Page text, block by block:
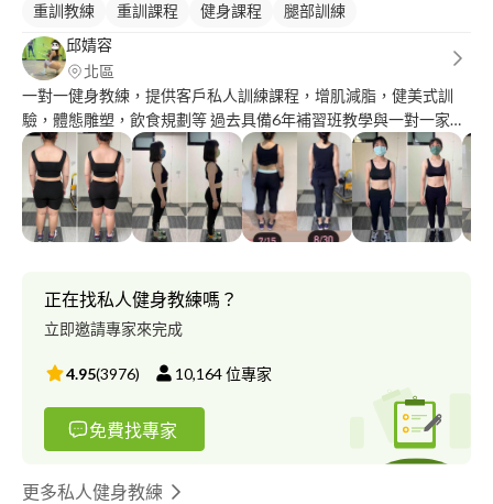
重訓教練
重訓課程 健身課程
腿部訓練
邱婧容
北區
一對一健身教練，提供客戶私人訓練課程，增肌減脂，健美式訓
驗，體態雕塑，飲食規劃等 過去具備6年補習班教學與一對一家教
經驗，喜歡教學，喜歡孩子。
正在找私人健身教練嗎？
立即邀請專家來完成
4.95(3976) 10,164位專家
免費找專家
更多私人健身教練